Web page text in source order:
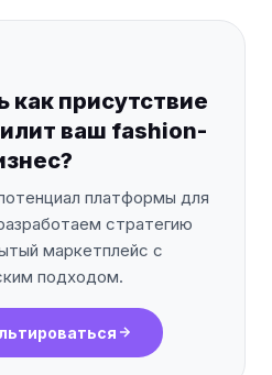
как присутствие
ваш fashion-
платформы для
стратегию
маркетплейс с
подходом.